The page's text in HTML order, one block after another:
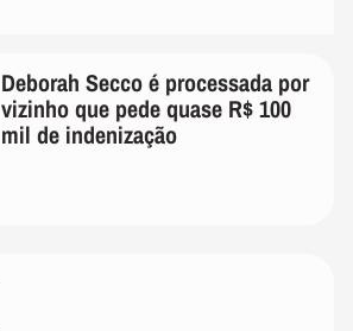
Deborah Secco é processada por
vizinho que pede quase R$ 100
mil de indenização